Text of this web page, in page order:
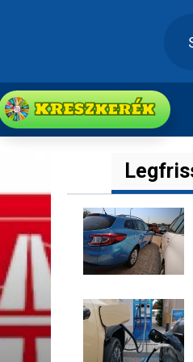
KRESZkerék